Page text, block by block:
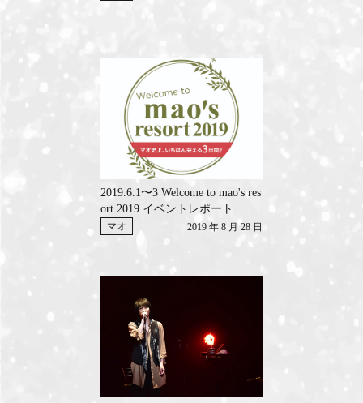
2019.6.1〜3 Welcome to mao's res
ort 2019 イベントレポート
マオ
2019 年 8 月 28 日